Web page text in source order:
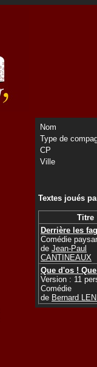
Nom
Type de
CP
Ville
Textes joués
Titre
Derrière les
Comédie
de Jean-Paul
CANTINEAUX
Que d'os !
Version : 11
Comédie
de Bernard